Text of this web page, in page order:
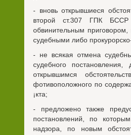
- вновь открывшиеся
второй ст.307 ГПК БССР
обвинительным
судебными либо
- не всякая отмена
судебного
открывшимся
фотивоположного по
¡кта;
- предложено также
постановлений, по
надзора, по новым